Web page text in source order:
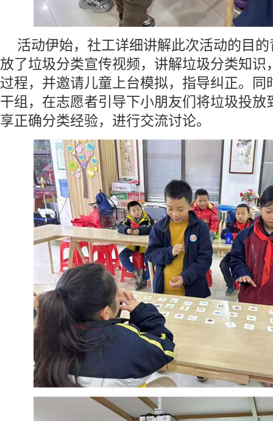
活动伊始，社工详细讲解此次活动的目
放了垃圾分类宣传视频，讲解垃圾分类知识
过程，并邀请儿童上台模拟，指导纠正。同
干组，在志愿者引导下小朋友们将垃圾投放
享正确分类经验，进行交流讨论。